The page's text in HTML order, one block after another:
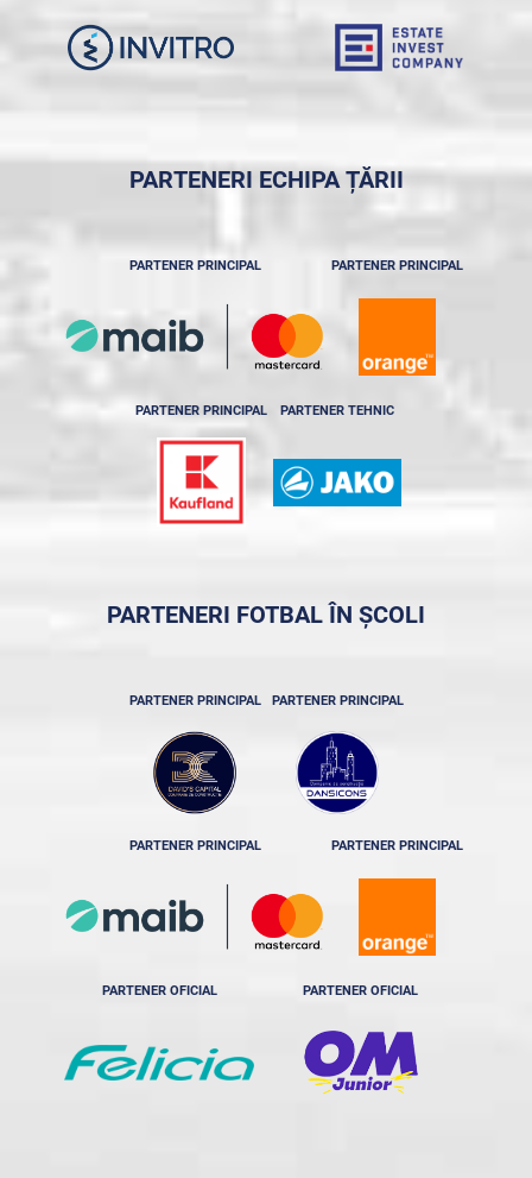
PARTENERI ECHIPA ȚĂRII
PARTENER PRINCIPAL PARTENER PRINCIPAL
PARTENER PRINCIPAL PARTENER TEHNIC
PARTENERI FOTBAL ÎN ȘCOLI
PARTENER PRINCIPAL PARTENER PRINCIPAL
PARTENER PRINCIPAL PARTENER PRINCIPAL
PARTENER OFICIAL PARTENER OFICIAL